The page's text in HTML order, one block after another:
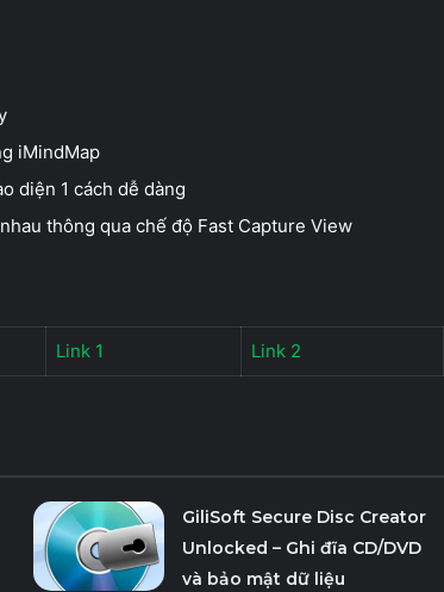
iMindMap
diện 1 cách dễ dàng
thông qua chế độ Fast Capture View
Link 1 Link 2
GiliSoft Secure Disc Creator
Unlocked – Ghi đĩa CD/DVD
và bảo mật dữ liệu